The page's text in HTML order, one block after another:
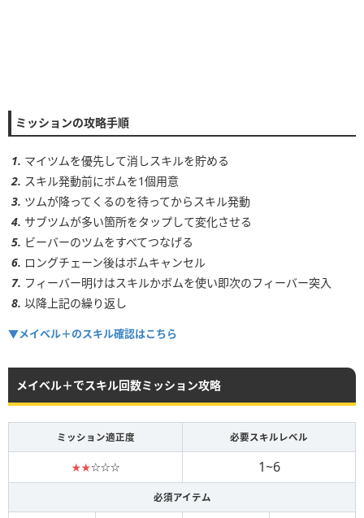
3~4
5~6
ミッションの攻略手順
マイツムを優先して消しスキルを貯める
スキル発動前にボムを1個用意
ツムが降ってくるのを待ってからスキル発動
サブツムが多い箇所をタップして変化させる
ビーバーのツムをすべてつなげる
ロングチェーン後はボムキャンセル
フィーバー明けはスキルかボムを使い即次のフィーバー突入
以降上記の繰り返し
▼メイベル＋のスキル確認はこちら
メイベル＋でスキル回数ミッション攻略
ミッション適正度 必要スキルレベル
★★☆☆☆ 1~6
必須アイテム